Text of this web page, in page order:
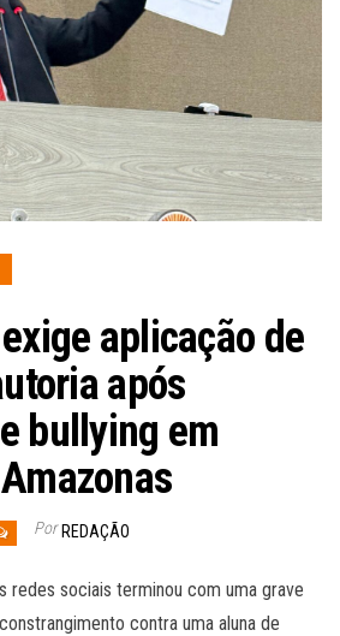
aplicação de
após
bullying em
Por REDAÇÃO
redes sociais terminou com uma grave
contra uma aluna de